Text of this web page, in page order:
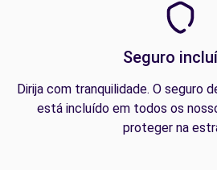
Seguro
Dirija com tranquilidade. O seguro
está incluído em todos os
proteger na